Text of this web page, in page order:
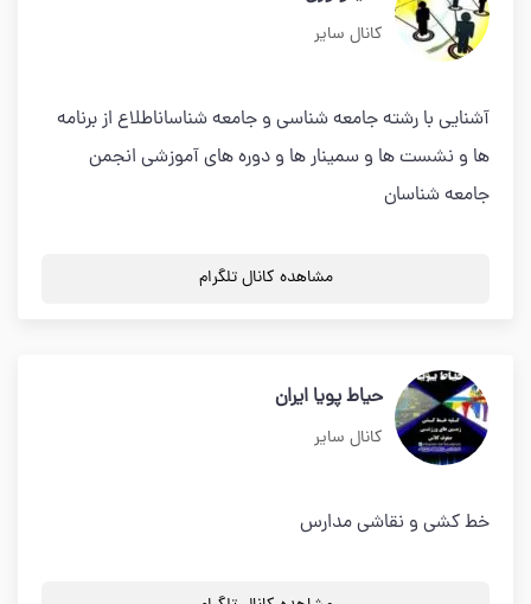
کانال سایر
آشنايي با رشته جامعه شناسي و جامعه شناساناطلاع از برنامه
ها و نشست ها و سمينار ها و دوره هاي آموزشي انجمن
جامعه شناسان
مشاهده کانال تلگرام
حیاط پویا ایران
کانال سایر
خط کشی و نقاشی مدارس